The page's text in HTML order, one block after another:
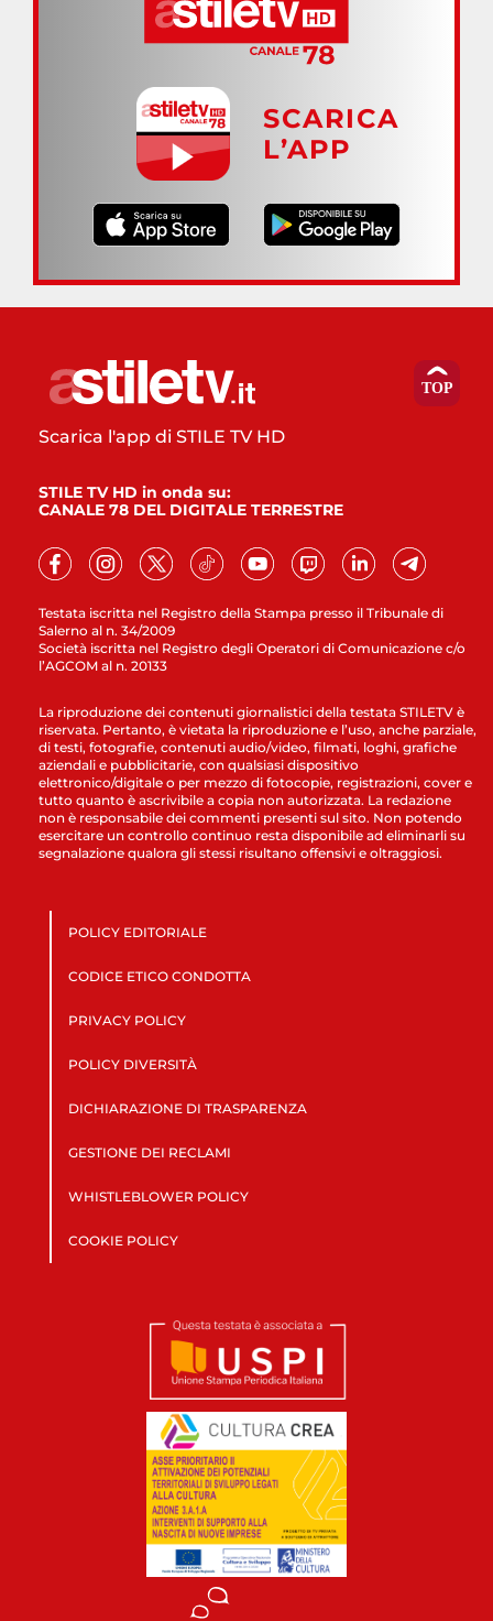
SCARICA
L’APP
Testata iscritta nel Registro della Stampa presso il Tribunale di
Salerno al n. 34/2009
Società iscritta nel Registro degli Operatori di Comunicazione c/o
l’AGCOM al n. 20133
Scarica l'app di STILE TV HD
STILE TV HD in onda su:
CANALE 78 DEL DIGITALE TERRESTRE
La riproduzione dei contenuti giornalistici della testata STILETV è
riservata. Pertanto, è vietata la riproduzione e l’uso, anche parziale,
di testi, fotografie, contenuti audio/video, filmati, loghi, grafiche
aziendali e pubblicitarie, con qualsiasi dispositivo
elettronico/digitale o per mezzo di fotocopie, registrazioni, cover e
tutto quanto è ascrivibile a copia non autorizzata. La redazione
non è responsabile dei commenti presenti sul sito. Non potendo
esercitare un controllo continuo resta disponibile ad eliminarli su
segnalazione qualora gli stessi risultano offensivi e oltraggiosi.
POLICY EDITORIALE
CODICE ETICO CONDOTTA
PRIVACY POLICY
POLICY DIVERSITÀ
DICHIARAZIONE DI TRASPARENZA
GESTIONE DEI RECLAMI
WHISTLEBLOWER POLICY
COOKIE POLICY